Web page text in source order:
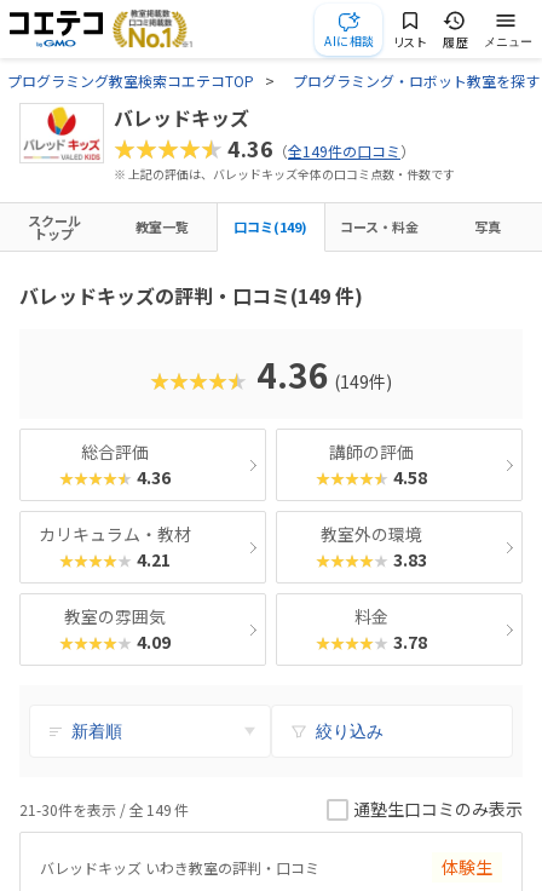
AIに相談 リスト 履歴 メニュー
プログラミング教室検索コエテコTOP プログラミング・ロボット教室を探す
バレッドキッズ
★★★★★4.36 （全149件の口コミ）
※ 上記の評価は、バレッドキッズ全体の口コミ点数・件数です
スクール
トップ 教室一覧 口コミ(149) コース・料金 写真
バレッドキッズの評判・口コミ(149 件)
★★★★★ 4.36 (149件)
総合評価
★★★★★ 4.36
講師の評価
★★★★★ 4.58
カリキュラム・教材
★★★★★ 4.21
教室外の環境
★★★★★ 3.83
教室の雰囲気
★★★★★ 4.09
料金
★★★★★ 3.78
絞り込み
21-30件を表示 / 全 149件 通塾生口コミのみ表示
バレッドキッズ いわき教室の評判・口コミ 体験生